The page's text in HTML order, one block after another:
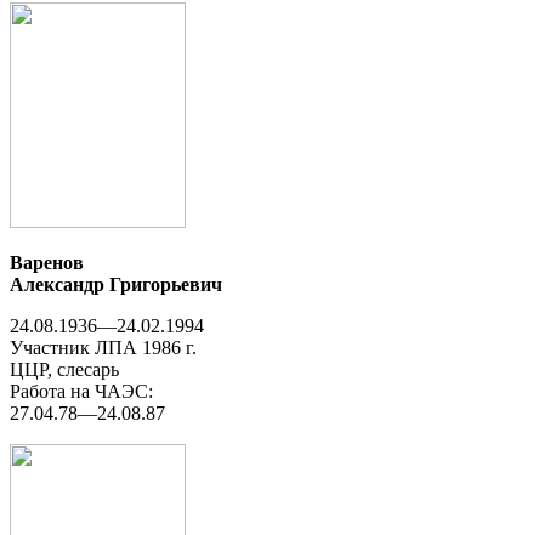
Варенов
Александр Григорьевич
24.08.1936—24.02.1994
Участник ЛПА 1986 г.
ЦЦР, слесарь
Работа на ЧАЭС:
27.04.78—24.08.87